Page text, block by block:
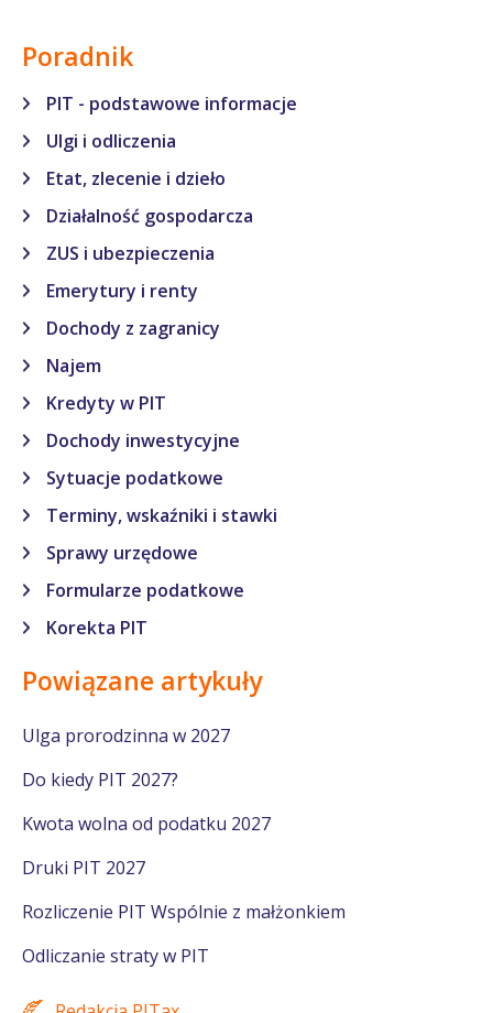
Poradnik
PIT - podstawowe informacje
Ulgi i odliczenia
Etat, zlecenie i dzieło
Działalność gospodarcza
ZUS i ubezpieczenia
Emerytury i renty
Dochody z zagranicy
Najem
Kredyty w PIT
Dochody inwestycyjne
Sytuacje podatkowe
Terminy, wskaźniki i stawki
Sprawy urzędowe
Formularze podatkowe
Korekta PIT
Powiązane artykuły
Ulga prorodzinna w 2027
Do kiedy PIT 2027?
Kwota wolna od podatku 2027
Druki PIT 2027
Rozliczenie PIT Wspólnie z małżonkiem
Odliczanie straty w PIT